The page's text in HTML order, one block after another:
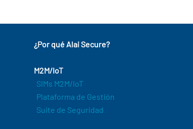
¿Por qué Alai Secure?
M2M/IoT
SIMs M2M/IoT
Plataforma de Gestión
Suite de Seguridad